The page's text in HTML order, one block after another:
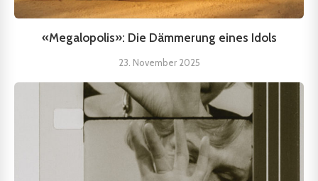
«Megalopolis»: Die Dämmerung eines Idols
23. November 2025